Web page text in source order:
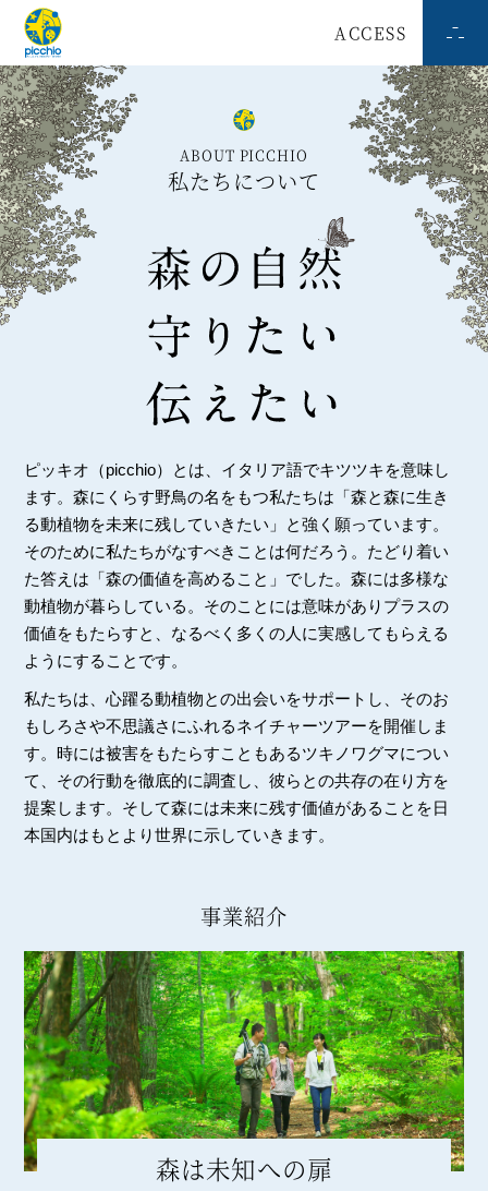
ACCESS
ABOUT PICCHIO
私たちについて
ピッキオ（picchio）とは、イタリア語でキツツキを意味し
ます。森にくらす野鳥の名をもつ私たちは「森と森に生き
る動植物を未来に残していきたい」と強く願っています。
そのために私たちがなすべきことは何だろう。たどり着い
た答えは「森の価値を高めること」でした。森には多様な
動植物が暮らしている。そのことには意味がありプラスの
価値をもたらすと、なるべく多くの人に実感してもらえる
ようにすることです。
私たちは、心躍る動植物との出会いをサポートし、そのお
もしろさや不思議さにふれるネイチャーツアーを開催しま
す。時には被害をもたらすこともあるツキノワグマについ
て、その行動を徹底的に調査し、彼らとの共存の在り方を
提案します。そして森には未来に残す価値があることを日
本国内はもとより世界に示していきます。
事業紹介
森は未知への扉